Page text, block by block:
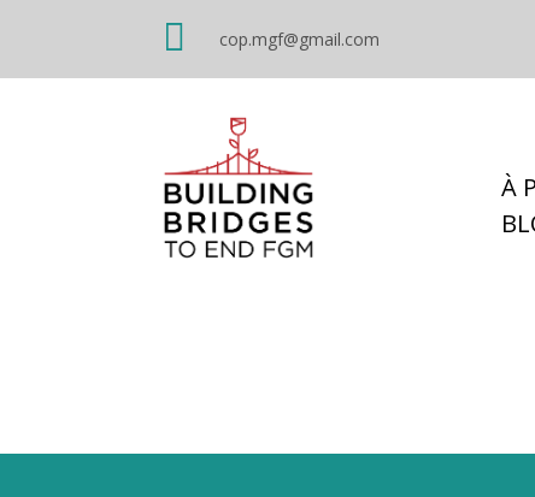
 cop.mgf@gmail.com
À